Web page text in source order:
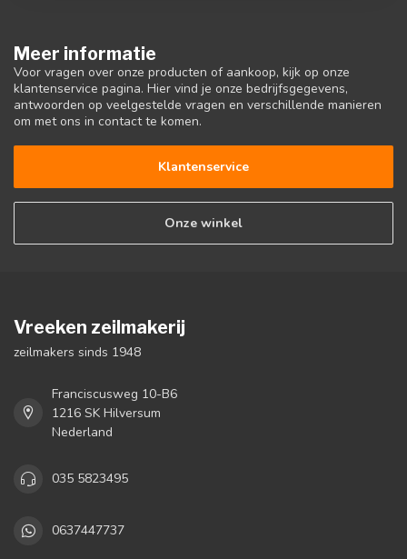
Meer informatie
Voor vragen over onze producten of aankoop, kijk op onze
klantenservice pagina. Hier vind je onze bedrijfsgegevens,
antwoorden op veelgestelde vragen en verschillende manieren
om met ons in contact te komen.
Klantenservice
Onze winkel
Vreeken zeilmakerij
zeilmakers sinds 1948
Franciscusweg 10-B6
1216 SK Hilversum
Nederland
035 5823495
0637447737